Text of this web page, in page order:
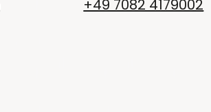
+49 7082 4179002